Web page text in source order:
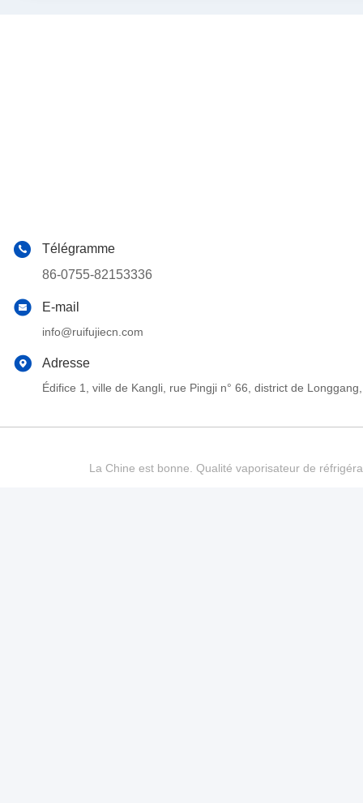
Télégramme
86-0755-82153336
E-mail
info@ruifujiecn.com
Adresse
Édifice 1, ville de Kangli, rue Pingji n° 66, district de
La Chine est bonne. Qualité vaporisateur de